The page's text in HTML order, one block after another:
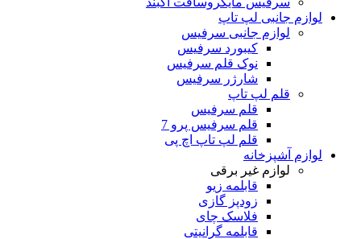
لوازم جانبی لپ تاپ
لوازم جانبی سرفیس
کیبورد سرفیس
نوک قلم سرفیس
شارژر سرفیس
قلم لپ تاپ
قلم سرفیس
قلم سرفیس پرو 7
قلم لپ تاپ اچ پی
لوازم آشپزخانه
لوازم غیر برقی
قابلمه زیو
زودپز گازی
فلاسک چای
قابلمه گرانیتی